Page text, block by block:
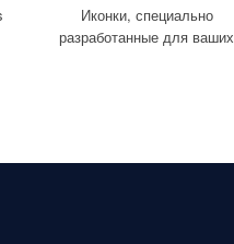
Иконки, специально
разработанные для ваших